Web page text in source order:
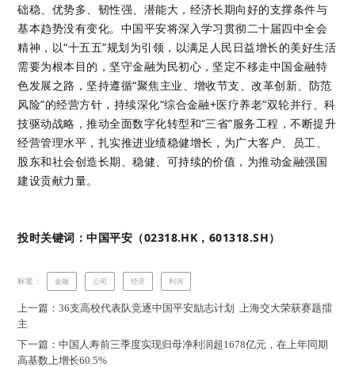
础稳、优势多、韧性强、潜能大，经济长期向好的支撑条件与
基本趋势没有变化。中国平安将深入学习贯彻二十届四中全会
精神，以“十五五”规划为引领，以满足人民日益增长的美好生活
需要为根本目的，坚守金融为民初心，坚定不移走中国金融特
色发展之路，坚持遵循“聚焦主业、增收节支、改革创新、防范
风险”的经营方针，持续深化“综合金融+医疗养老”双轮并行、科
技驱动战略，推动全面数字化转型和“三省”服务工程，不断提升
经营管理水平，扎实推进业绩稳健增长，为广大客户、员工、
股东和社会创造长期、稳健、可持续的价值，为推动金融强国
建设贡献力量。
投时关键词：中国平安（02318.HK，601318.SH）
标签： 金融 公司 经济 利润
上一篇：36支高校代表队竞逐中国平安励志计划 上海交大荣获赛题擂
主
下一篇：中国人寿前三季度实现归母净利润超1678亿元，在上年同期
高基数上增长60.5%